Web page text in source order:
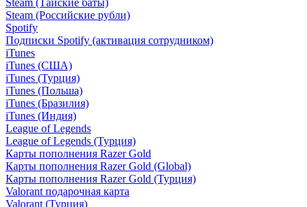
Steam (Тайские баты)
Steam (Российские рубли)
Spotify
Подписки Spotify (активация сотрудником)
iTunes
iTunes (США)
iTunes (Турция)
iTunes (Польша)
iTunes (Бразилия)
iTunes (Индия)
League of Legends
League of Legends (Турция)
Карты пополнения Razer Gold
Карты пополнения Razer Gold (Global)
Карты пополнения Razer Gold (Турция)
Valorant подарочная карта
Valorant (Турция)